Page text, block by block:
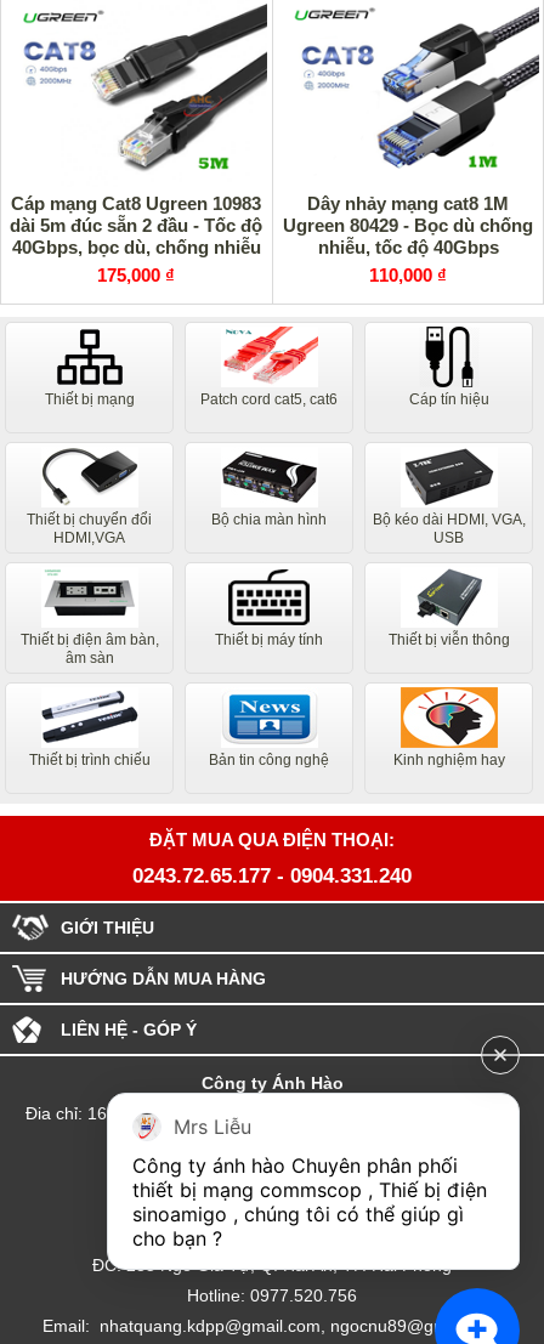
Cáp mạng Cat8 Ugreen 10983
dài 5m đúc sẵn 2 đầu - Tốc độ
40Gbps, bọc dù, chống nhiễu
175,000 ₫
Dây nhảy mạng cat8 1M
Ugreen 80429 - Bọc dù chống
nhiễu, tốc độ 40Gbps
110,000 ₫
Thiết bị mạng Patch cord cat5, cat6 Cáp tín hiệu
Thiết bị chuyển đổi
HDMI,VGA
Bộ chia màn hình
Bộ kéo dài HDMI, VGA,
USB
Thiết bị điện âm bàn,
âm sàn
Thiết bị máy tính Thiết bị viễn thông
Thiết bị trình chiếu Bản tin công nghệ Kinh nghiệm hay
ĐẶT MUA QUA ĐIỆN THOẠI:
0243.72.65.177 - 0904.331.240
GIỚI THIỆU
HƯỚNG DẪN MUA HÀNG
LIÊN HỆ - GÓP Ý
Công ty Ánh Hào
Đia chỉ: 164 Phố Chùa Láng - Phường Láng - Thành phố Hà Nội
Email: Kinhdoanhanhhao@gmail.com
Đại lý Hải Phòng
ĐC: 235 Ngô Gia Tự, Q. Hải An, TP. Hải Phòng
Hotline: 0977.520.756
Email: nhatquang.kdpp@gmail.com, ngocnu89@gmail.com
Mrs Liễu
Công ty ánh hào Chuyên phân phối
thiết bị mạng commscop , Thiế bị điện
sinoamigo , chúng tôi có thể giúp gì
cho bạn ?